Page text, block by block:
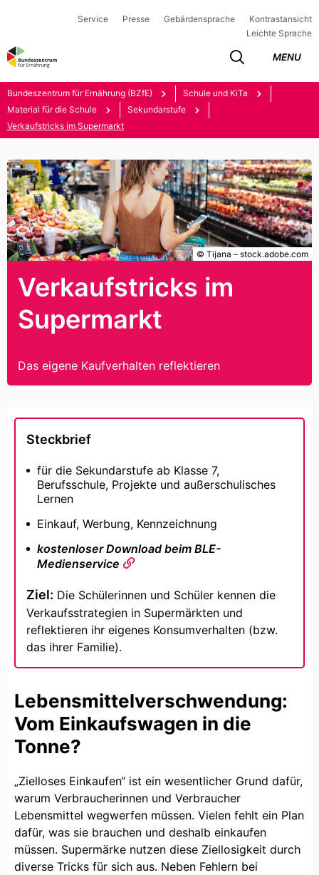
Service Presse Gebärdensprache
Kontrastansicht
Leichte Sprache
MENU
Bundeszentrum für Ernährung (BZfE)
Schule und KiTa
Material für die Schule
Sekundarstufe
Verkaufstricks im Supermarkt
Verkaufstricks im
Supermarkt
Das eigene Kaufverhalten reflektieren
© Tijana – stock.adobe.com
Steckbrief
für die Sekundarstufe ab Klasse 7,
Berufsschule, Projekte und außerschulisches
Lernen
Einkauf, Werbung, Kennzeichnung
kostenloser Download beim BLE-
Medienservice
Ziel: Die Schülerinnen und Schüler kennen die
Verkaufsstrategien in Supermärkten und
reflektieren ihr eigenes Konsumverhalten (bzw.
das ihrer Familie).
Lebensmittelverschwendung:
Vom Einkaufswagen in die
Tonne?
„Zielloses Einkaufen“ ist ein wesentlicher Grund dafür,
warum Verbraucherinnen und Verbraucher
Lebensmittel wegwerfen müssen. Vielen fehlt ein Plan
dafür, was sie brauchen und deshalb einkaufen
müssen. Supermärke nutzen diese Ziellosigkeit durch
diverse Tricks für sich aus. Neben Fehlern bei